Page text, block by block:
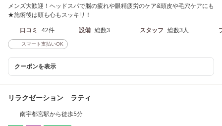
メンズ大歓迎！ヘッドスパで脳の疲れや眼精疲労のケア&頭皮や毛穴ケアにも
★施術後は頭も心もスッキリ！
口コミ 42件 設備 総数3 スタッフ 総数3人
スマート支払いOK
クーポンを表示
リラクゼーション ラティ
南宇都宮駅から徒歩5分